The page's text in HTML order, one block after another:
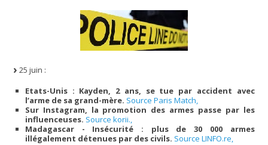
25 juin :
Etats-Unis : Kayden, 2 ans, se tue par accident avec
l’arme de sa grand-mère. Source Paris Match,
Sur Instagram, la promotion des armes passe par les
influenceuses. Source korii.,
Madagascar - Insécurité : plus de 30 000 armes
illégalement détenues par des civils. Source LINFO.re,